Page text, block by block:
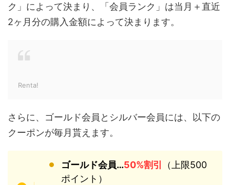
ク」によって決まり、「会員ランク」は当月＋直近
2ヶ月分の購入金額によって決まります。
Renta!
さらに、ゴールド会員とシルバー会員には、以下の
クーポンが毎月貰えます。
ゴールド会員…50%割引
（上限500
ポイント）